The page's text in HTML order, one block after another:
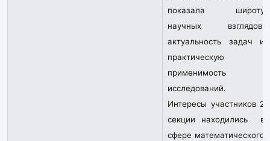
показала широту
научных взглядов,
актуальность задач и
практическую
применимость
исследований.
Интересы участников 2
секции находились в
сфере математического